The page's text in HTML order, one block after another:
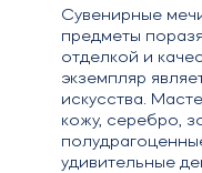
Сувенирные
предметы
отделкой и
экземпляр
искусства.
кожу, серебро,
удивительные